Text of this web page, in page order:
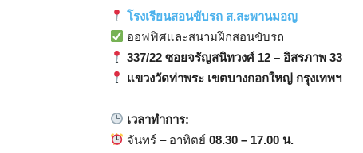
โรงเรียนสอนขับรถ ส.สะพานมอญ
ออฟฟิศและสนามฝึกสอนขับรถ
337/22 ซอยจรัญสนิทวงศ์ 12 – อิสรภาพ 33
แขวงวัดท่าพระ เขตบางกอกใหญ่ กรุงเทพฯ
เวลาทำการ:
จันทร์ – อาทิตย์08.30 – 17.00 น.